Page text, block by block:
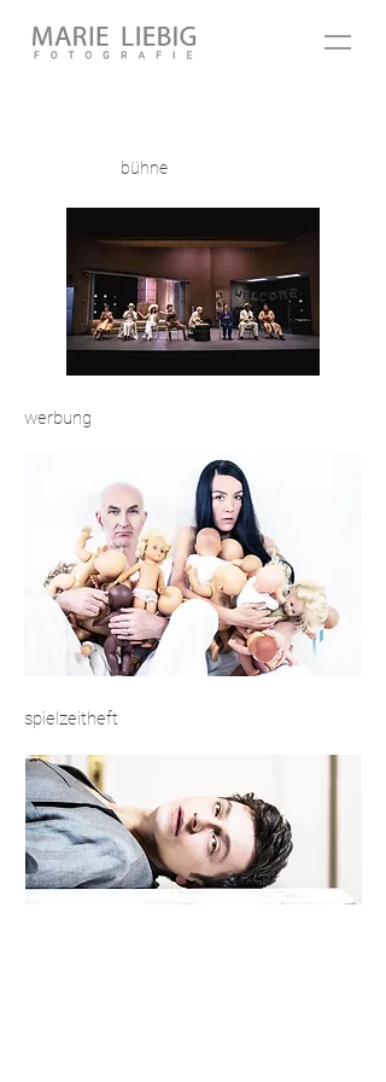
bühne
werbung
spielzeitheft